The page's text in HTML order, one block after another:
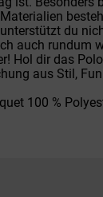
du
auch rundum
Hol dir das
aus Stil,
100 %